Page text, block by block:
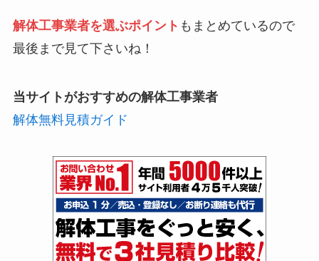
解体工事業者を選ぶポイント もまとめているので
最後まで見て下さいね！
当サイトがおすすめの解体工事業者
解体無料見積ガイド